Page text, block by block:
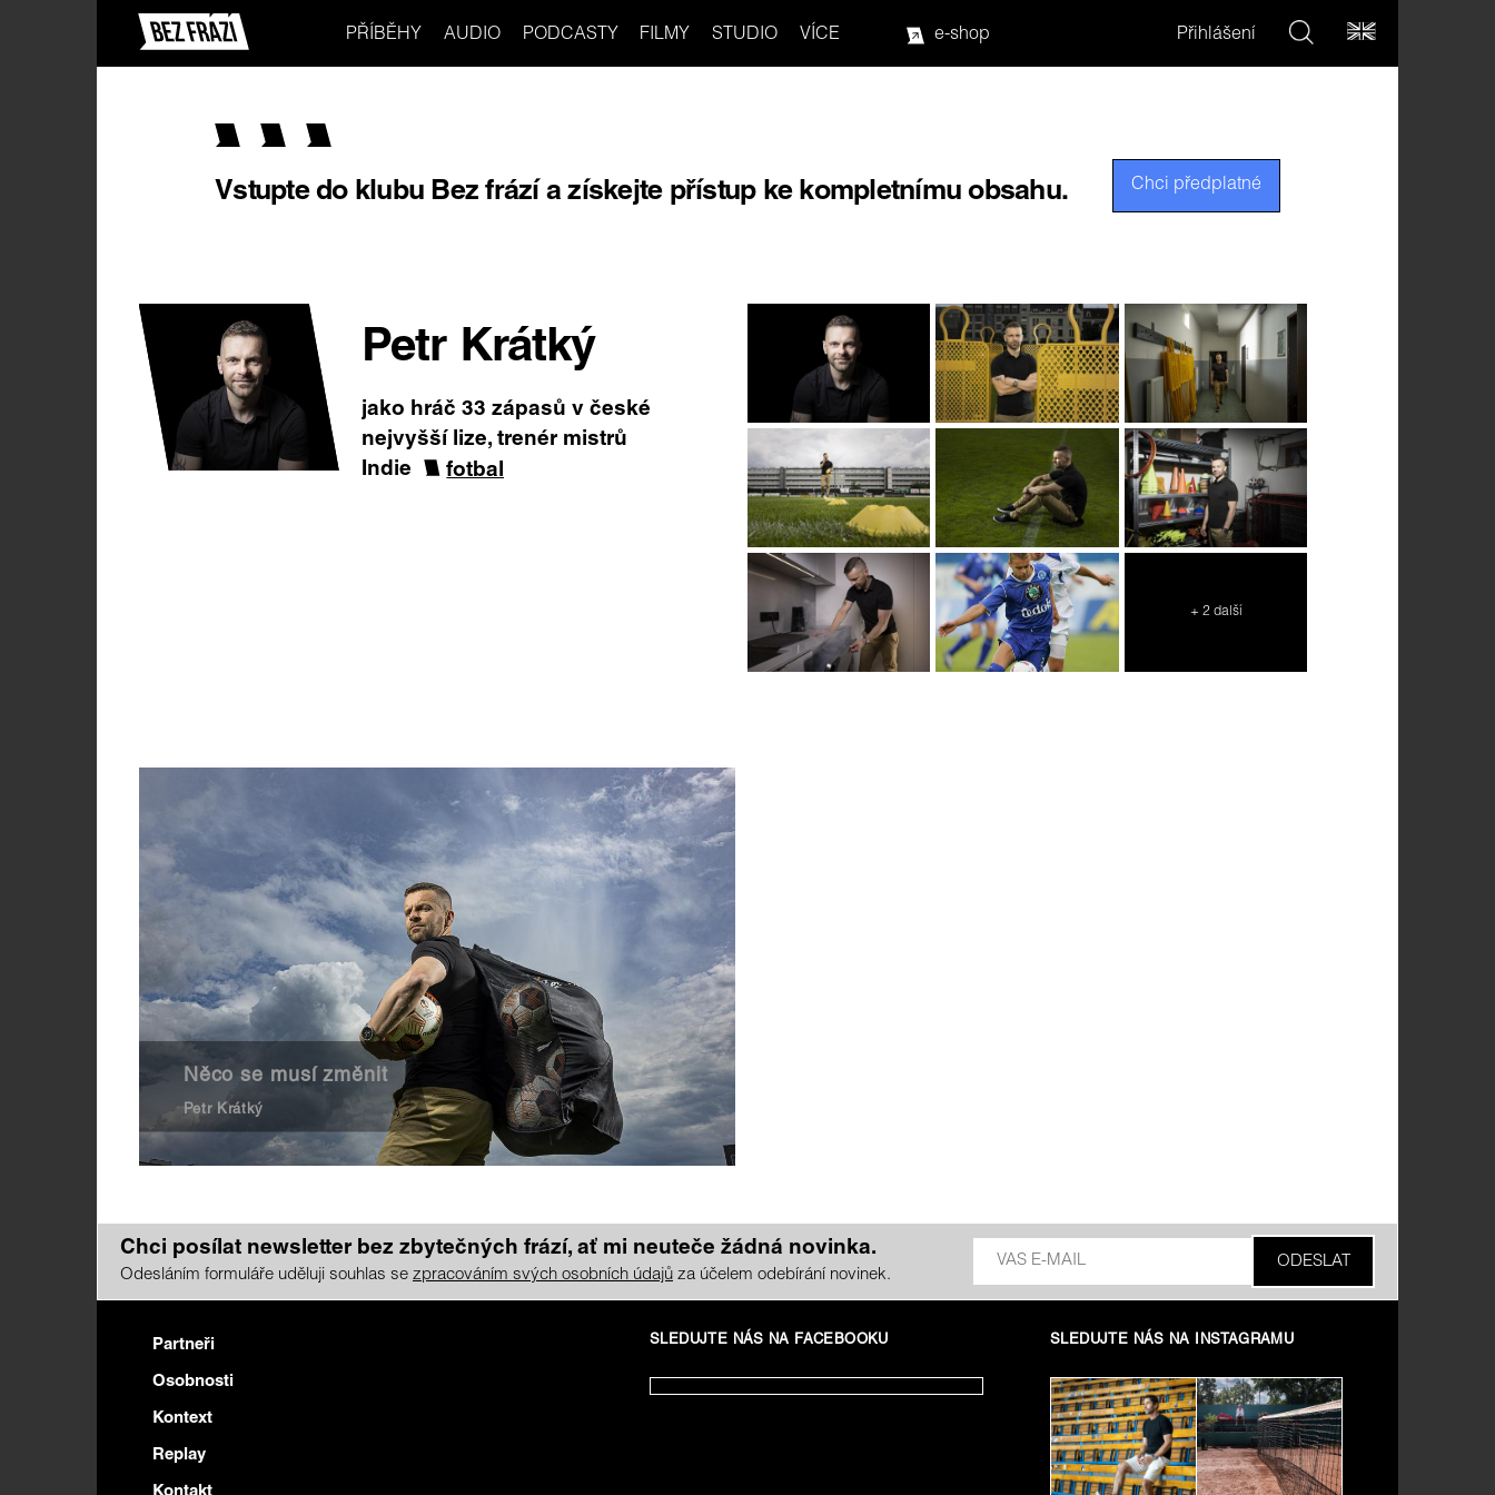
PŘÍBĚHY AUDIO PODCASTY FILMY STUDIO VÍCE e-shop Přihlášení
Vstupte do klubu Bez frází a získejte přístup ke kompletnímu obsahu. Chci předplatné
Petr Krátký
jako hráč 33 zápasů v české
nejvyšší lize, trenér mistrů
Indie
fotbal
+ 2 další
Něco se musí změnit
Petr Krátký
Chci posílat newsletter bez zbytečných frází, ať mi neuteče žádná novinka.
Odesláním formuláře uděluji souhlas se zpracováním svých osobních údajů za účelem odebírání novinek.
Partneři
Osobnosti
Kontext
Replay
SLEDUJTE NÁS NA FACEBOOKU SLEDUJTE NÁS NA INSTAGRAMU